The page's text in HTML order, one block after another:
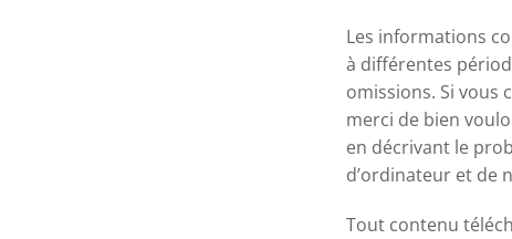
Les informations
à différentes
omissions. Si vous
merci de bien
en décrivant le
d’ordinateur et de
Tout contenu